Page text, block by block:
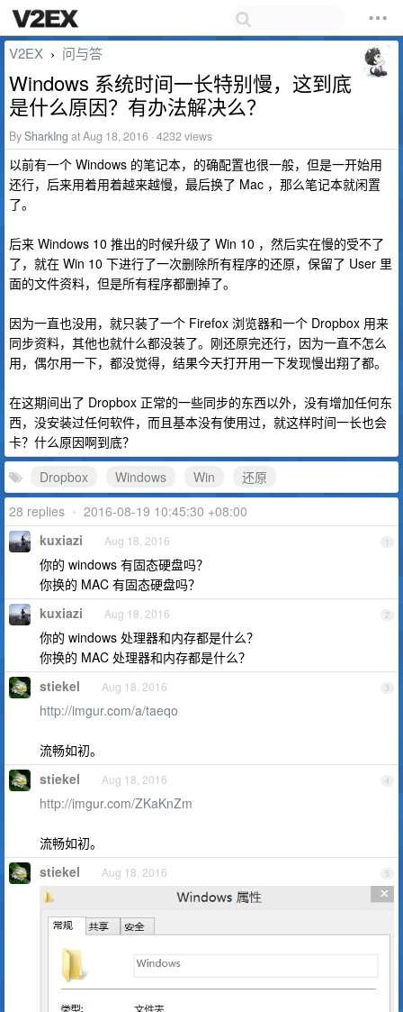
V2EX › 问与答
Windows 系统时间一长特别慢，这到底
是什么原因？有办法解决么？
BySharkIng at Aug 18, 2016 · 4232 views
以前有一个 Windows 的笔记本，的确配置也很一般，但是一开始用
还行，后来用着用着越来越慢，最后换了 Mac ，那么笔记本就闲置
了。
后来 Windows 10 推出的时候升级了 Win 10 ，然后实在慢的受不了
了，就在 Win 10 下进行了一次删除所有程序的还原，保留了 User 里
面的文件资料，但是所有程序都删掉了。
因为一直也没用，就只装了一个 Firefox 浏览器和一个 Dropbox 用来
同步资料，其他也就什么都没装了。刚还原完还行，因为一直不怎么
用，偶尔用一下，都没觉得，结果今天打开用一下发现慢出翔了都。
在这期间出了 Dropbox 正常的一些同步的东西以外，没有增加任何东
西，没安装过任何软件，而且基本没有使用过，就这样时间一长也会
卡？什么原因啊到底？
Dropbox
Windows Win
还原
28 replies • 2016-08-19 10:45:30 +08:00
1
kuxiazi Aug 18, 2016
你的 windows 有固态硬盘吗？
你换的 MAC 有固态硬盘吗？
2
kuxiazi Aug 18, 2016
你的 windows 处理器和内存都是什么？
你换的 MAC 处理器和内存都是什么？
3
stiekel Aug 18, 2016
http://imgur.com/a/taeqo
流畅如初。
4
stiekel Aug 18, 2016
http://imgur.com/ZKaKnZm
流畅如初。
5
stiekel Aug 18, 2016